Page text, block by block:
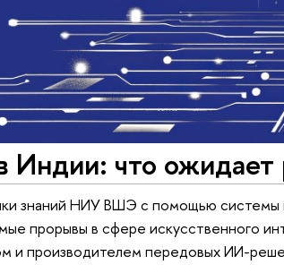
Индии: что
знаний НИУ ВШЭ с помощью системы
прорывы в сфере искусственного
и производителем передовых ИИ-